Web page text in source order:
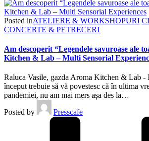
Posted inATELIERE & WORKSHOPURI
CONCERTE & PETRECERI
Am descoperit “Legendele savuroase ale
Kitchen & Lab – Multi Sensorial
Raluca Vasile, gazda Aroma Kitchen & Lab -
început trebuie să vă povestesc că în ultima
pandemiei, nu am mai mers așa des la…
Posted by
Presscafe